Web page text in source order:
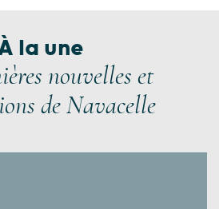
la une
nouvelles et
de Navacelle